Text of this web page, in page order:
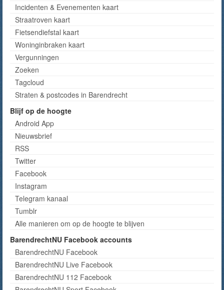
Incidenten & Evenementen kaart
Straatroven kaart
Fietsendiefstal kaart
Woninginbraken kaart
Vergunningen
Zoeken
Tagcloud
Straten & postcodes in Barendrecht
Blijf op de hoogte
Android App
Nieuwsbrief
RSS
Twitter
Facebook
Instagram
Telegram kanaal
Tumblr
Alle manieren om op de hoogte te blijven
BarendrechtNU Facebook accounts
BarendrechtNU Facebook
BarendrechtNU Live Facebook
BarendrechtNU 112 Facebook